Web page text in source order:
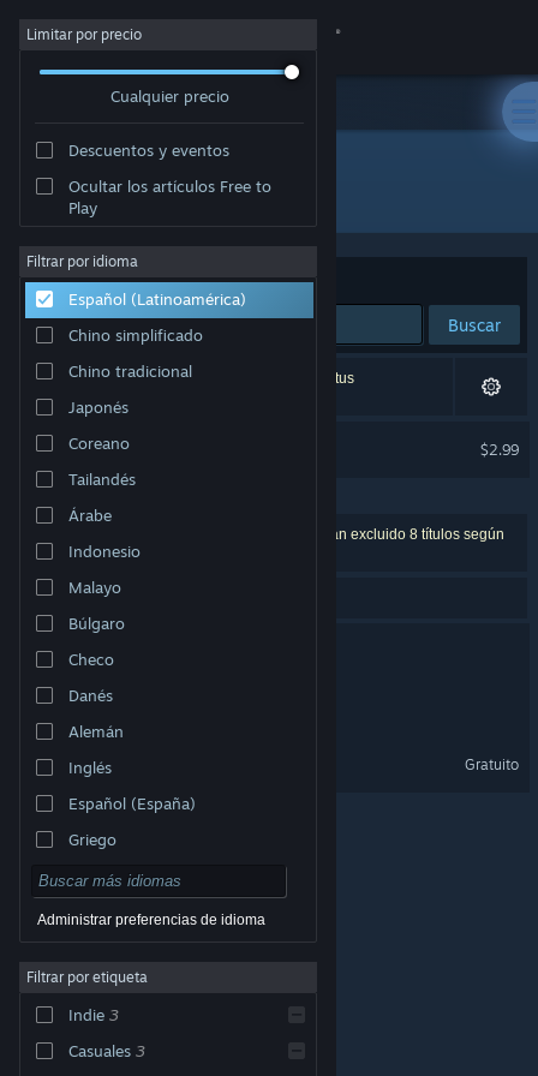
Iniciar sesión
Acerca de
Soporte
Cambiar idioma
Obtener la aplicación de Steam Mobile
Ver versión clásica
© Valve Corporation. Todos los derechos reservados.
Todas las marcas registradas pertenecen a sus
de Privacidad | Información legal
Acuerdo de Suscriptor a Steam
Cookies
Limitar por precio
Cualquier precio
Descuentos y eventos
Ocultar los artículos Free to
Play
Filtrar por idioma
Español (Latinoamérica)
Chino simplificado
Chino tradicional
Japonés
Coreano
Tailandés
Árabe
Indonesio
Malayo
Búlgaro
Checo
Danés
Alemán
Inglés
Español (España)
Griego
Administrar preferencias de idioma
Filtrar por etiqueta
Indie 3
Casuales 3
"Tiny Ducks: Desktop Bath"
Ordenar por Relevancia
Buscar
1 coincidencia exacta, censurada de acuerdo a tus
preferencias.
$2.99
EXCLUIDO POR LAS PREFERENCIAS
3 resultado(s) coinciden con la búsqueda. Se han excluido 8 títulos según
tus preferencias.
¿Te refieres a "
Gratuito